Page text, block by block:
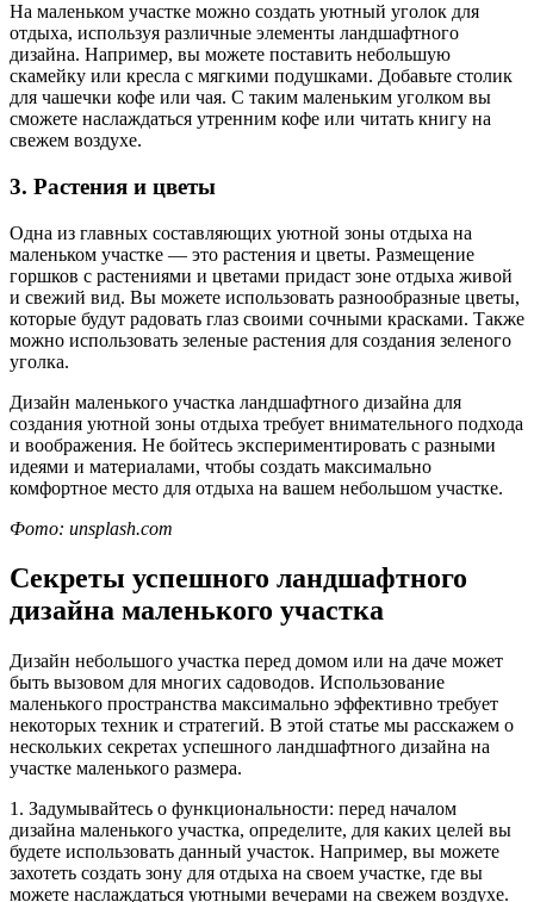
На маленьком участке можно создать уютный уголок для
отдыха, используя различные элементы ландшафтного
дизайна. Например, вы можете поставить небольшую
скамейку или кресла с мягкими подушками. Добавьте столик
для чашечки кофе или чая. С таким маленьким уголком вы
сможете наслаждаться утренним кофе или читать книгу на
свежем воздухе.
3. Растения и цветы
Одна из главных составляющих уютной зоны отдыха на
маленьком участке — это растения и цветы. Размещение
горшков с растениями и цветами придаст зоне отдыха живой
и свежий вид. Вы можете использовать разнообразные цветы,
которые будут радовать глаз своими сочными красками. Также
можно использовать зеленые растения для создания зеленого
уголка.
Дизайн маленького участка ландшафтного дизайна для
создания уютной зоны отдыха требует внимательного подхода
и воображения. Не бойтесь экспериментировать с разными
идеями и материалами, чтобы создать максимально
комфортное место для отдыха на вашем небольшом участке.
Фото: unsplash.com
Секреты успешного ландшафтного
дизайна маленького участка
Дизайн небольшого участка перед домом или на даче может
быть вызовом для многих садоводов. Использование
маленького пространства максимально эффективно требует
некоторых техник и стратегий. В этой статье мы расскажем о
нескольких секретах успешного ландшафтного дизайна на
участке маленького размера.
1. Задумывайтесь о функциональности: перед началом
дизайна маленького участка, определите, для каких целей вы
будете использовать данный участок. Например, вы можете
захотеть создать зону для отдыха на своем участке, где вы
можете наслаждаться уютными вечерами на свежем воздухе.